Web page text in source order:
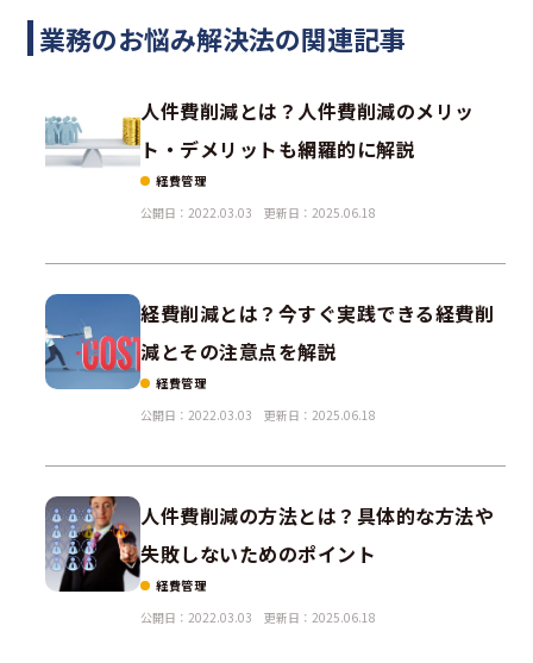
業務のお悩み解決法の関連記事
人件費削減とは？人件費削減のメリッ
ト・デメリットも網羅的に解説
経費管理
公開日：2022.03.03
更新日：2025.06.18
経費削減とは？今すぐ実践できる経費削
減とその注意点を解説
経費管理
公開日：2022.03.03
更新日：2025.06.18
人件費削減の方法とは？具体的な方法や
失敗しないためのポイント
経費管理
公開日：2022.03.03
更新日：2025.06.18